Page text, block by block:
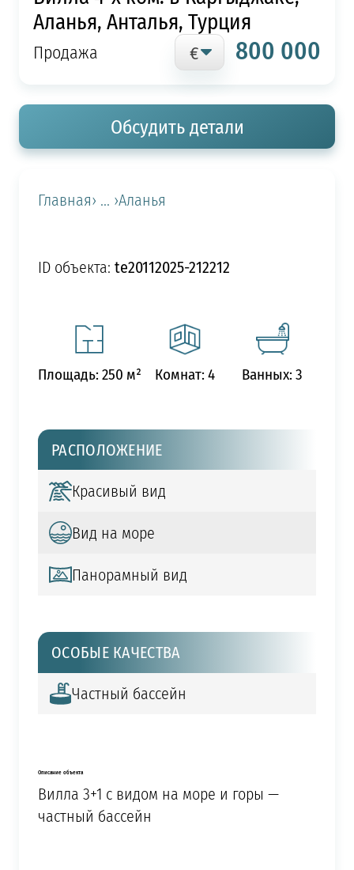
Аланья, Анталья, Турция
Продажа 800 000
Обсудить детали
Главная› ... ›Аланья
ID объекта: te20112025-212212
Площадь: 250 м² Комнат: 4 Ванных: 3
РАСПОЛОЖЕНИЕ
Красивый вид
Вид на море
Панорамный вид
ОСОБЫЕ КАЧЕСТВА
Частный бассейн
Описание объекта
Вилла 3+1 с видом на море и горы —
частный бассейн